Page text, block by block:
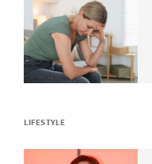
LIFESTYLE